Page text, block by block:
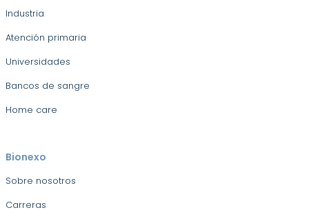
Industria
Atención primaria
Universidades
Bancos de sangre
Home care
Bionexo
Sobre nosotros
Carreras